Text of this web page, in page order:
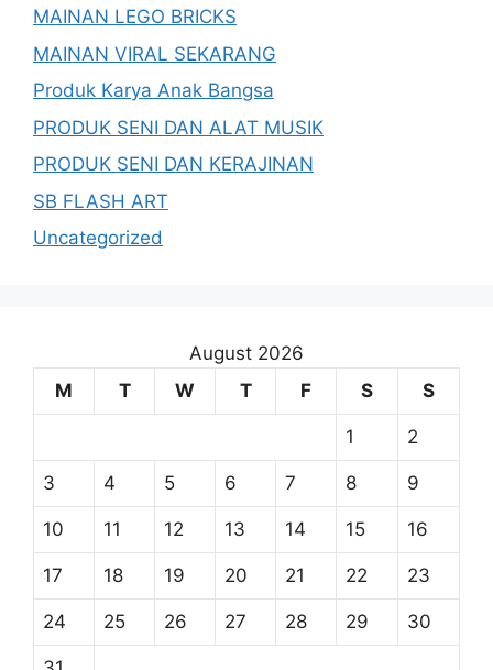
MAINAN LEGO BRICKS
MAINAN VIRAL SEKARANG
Produk Karya Anak Bangsa
PRODUK SENI DAN ALAT MUSIK
PRODUK SENI DAN KERAJINAN
SB FLASH ART
Uncategorized
August 2026
M
T W T F S S
1 2
3 4 5 6 7 8 9
10 11 12 13 14 15 16
17 18 19 20 21 22 23
24 25 26 27 28 29 30